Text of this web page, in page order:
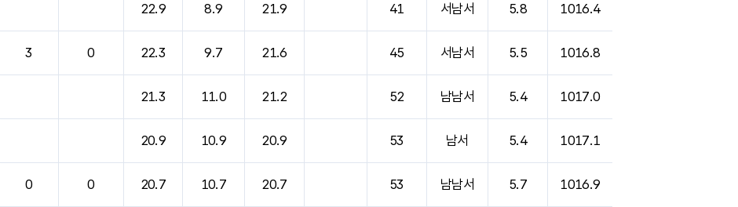
22.9 8.9 21.9 41 서남서 5.8 1016.4
3 0 22.3 9.7 21.6 45 서남서 5.5 1016.8
21.3 11.0 21.2 52 남남서 5.4 1017.0
20.9 10.9 20.9 53 남서 5.4 1017.1
0 0 20.7 10.7 20.7 53 남남서 5.7 1016.9